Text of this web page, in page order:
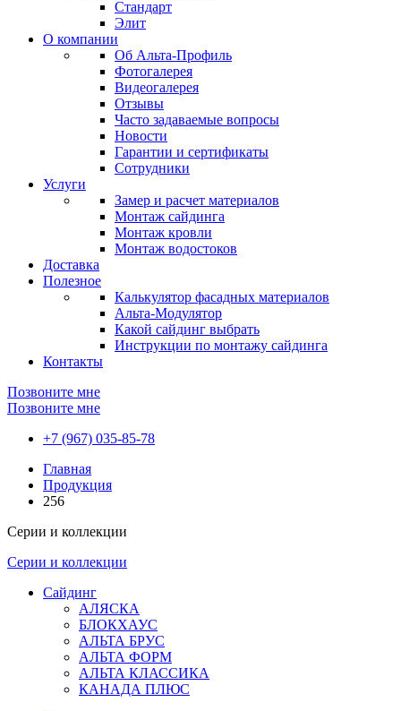
Стандарт
Элит
О компании
Об Альта-Профиль
Фотогалерея
Видеогалерея
Отзывы
Часто задаваемые вопросы
Новости
Гарантии и сертификаты
Сотрудники
Услуги
Замер и расчет материалов
Монтаж сайдинга
Монтаж кровли
Монтаж водостоков
Доставка
Полезное
Калькулятор фасадных материалов
Альта-Модулятор
Какой сайдинг выбрать
Инструкции по монтажу сайдинга
Контакты
Позвоните мне
Позвоните мне
+7 (967) 035-85-78
Главная
Продукция
256
Серии и коллекции
Серии и коллекции
Сайдинг
АЛЯСКА
БЛОКХАУС
АЛЬТА БРУС
АЛЬТА ФОРМ
АЛЬТА КЛАССИКА
КАНАДА ПЛЮС